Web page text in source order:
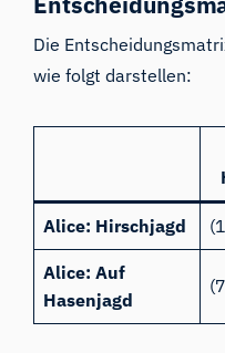
Die
wie folgt darstellen:
Alice: Hirschjagd
Alice: Auf
Hasenjagd